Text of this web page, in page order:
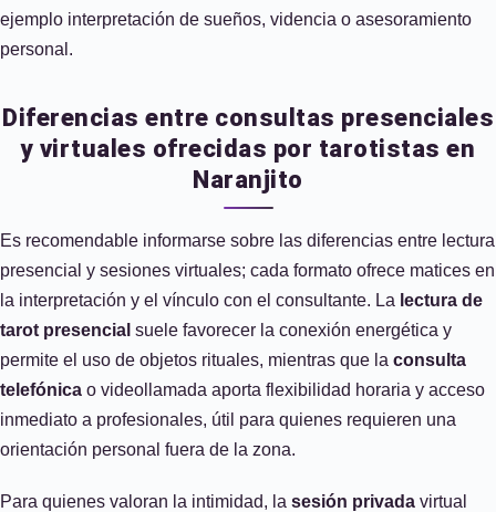
ejemplo interpretación de sueños, videncia o asesoramiento
personal.
Diferencias entre consultas presenciales
y virtuales ofrecidas por tarotistas en
Naranjito
Es recomendable informarse sobre las diferencias entre lectura
presencial y sesiones virtuales; cada formato ofrece matices en
la interpretación y el vínculo con el consultante. La lectura de
tarot presencial suele favorecer la conexión energética y
permite el uso de objetos rituales, mientras que la consulta
telefónica o videollamada aporta flexibilidad horaria y acceso
inmediato a profesionales, útil para quienes requieren una
orientación personal fuera de la zona.
Para quienes valoran la intimidad, la sesión privada virtual